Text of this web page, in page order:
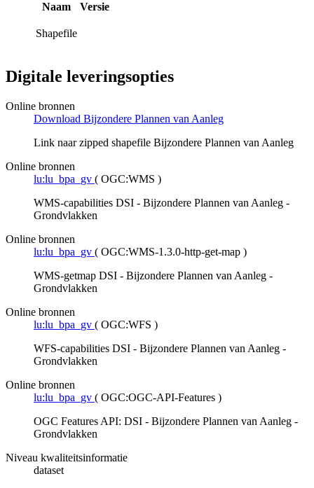
Naam
Versie
Shapefile
Digitale leveringsopties
Online bronnen
Download Bijzondere Plannen van Aanleg
Link naar zipped shapefile Bijzondere Plannen van Aanleg
Online bronnen
lu:lu_bpa_gv ( OGC:WMS )
WMS-capabilities DSI - Bijzondere Plannen van Aanleg -
Grondvlakken
Online bronnen
lu:lu_bpa_gv ( OGC:WMS-1.3.0-http-get-map )
WMS-getmap DSI - Bijzondere Plannen van Aanleg -
Grondvlakken
Online bronnen
lu:lu_bpa_gv ( OGC:WFS )
WFS-capabilities DSI - Bijzondere Plannen van Aanleg -
Grondvlakken
Online bronnen
lu:lu_bpa_gv ( OGC:OGC-API-Features )
OGC Features API: DSI - Bijzondere Plannen van Aanleg -
Grondvlakken
Niveau kwaliteitsinformatie
dataset